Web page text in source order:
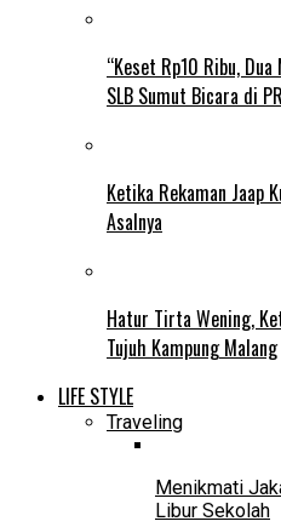
“Keset Rp10 Ribu,
SLB Sumut Bicara di
Ketika Rekaman Jaap
Asalnya
Hatur Tirta Wening,
Tujuh Kampung Malang
LIFE STYLE
Traveling
Menikmati
Libur Sekolah